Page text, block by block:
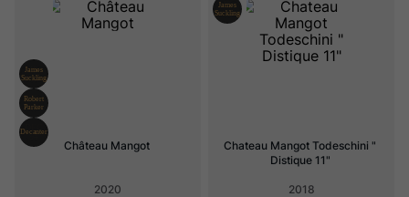
Château Mangot
2020
Chateau Mangot Todeschini "
Distique 11"
2018
Rocim
Ver Sacrum
10